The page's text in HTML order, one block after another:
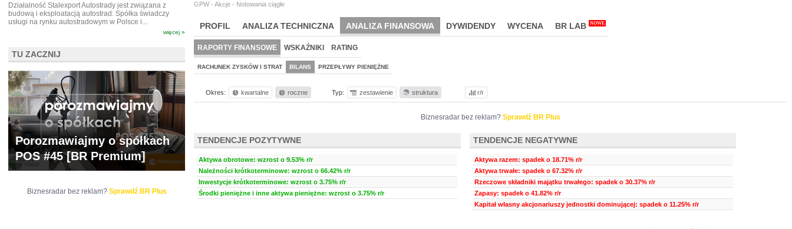
GPW - Akcje - Notowania ciągłe
PROFIL ANALIZA TECHNICZNA ANALIZA FINANSOWA DYWIDENDY WYCENA BR LAB NOWE
RAPORTY FINANSOWE WSKAŹNIKI RATING
RACHUNEK ZYSKÓW I STRAT BILANS PRZEPŁYWY PIENIĘŻNE
Okres: kwartalne roczne Typ: zestawienie struktura r/r
Biznesradar bez reklam? Sprawdź BR Plus
TENDENCJE POZYTYWNE
Aktywa obrotowe: wzrost o 9.53% r/r
Należności krótkoterminowe: wzrost o 66.42% r/r
Inwestycje krótkoterminowe: wzrost o 3.75% r/r
Środki pieniężne i inne aktywa pieniężne: wzrost o 3.75% r/r
TENDENCJE NEGATYWNE
Aktywa razem: spadek o 18.71% r/r
Aktywa trwałe: spadek o 67.32% r/r
Rzeczowe składniki majątku trwałego: spadek o 30.37% r/r
Zapasy: spadek o 41.82% r/r
Kapitał własny akcjonariuszy jednostki dominującej: spadek o 11.25% r/r
Działalność Stalexport Autostrady jest związana z
budową i eksploatacją autostrad. Spółka świadczy
usługi na rynku autostradowym w Polsce i...
więcej »
TU ZACZNIJ
Porozmawiajmy o spółkach
POS #45 [BR Premium]
Biznesradar bez reklam? Sprawdź BR Plus